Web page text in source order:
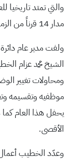
والتي تمتد تاريخيا
مدار 14 قرناً من الزمان، مثمناً دور جلالته المستمر بحماية المقدسات.
ولفت مدير عام
الشيخ محمد عزام
ومحاولات تغيير
موظفيه وتقسيمه
يحفل هذا العام كما
الأقصى.
وعدّد الخطيب أعمال